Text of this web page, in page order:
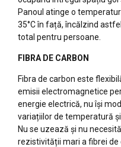
Panoul atinge o
35°C în față, încălzind
total pentru persoane.
FIBRA DE CARBON
Fibra de carbon este
emisii electromagnetice
energie electrică, nu își
variațiilor de temperatură
Nu se uzează și nu
rezistivității mari a fibrei de